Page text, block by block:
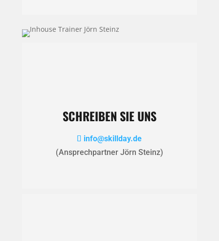
SCHREIBEN SIE UNS
info@skillday.de
(Ansprechpartner Jörn Steinz)